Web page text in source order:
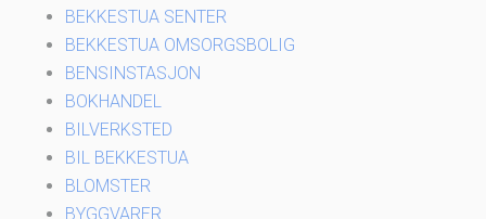
BEKKESTUA SENTER
BEKKESTUA OMSORGSBOLIG
BENSINSTASJON
BOKHANDEL
BILVERKSTED
BIL BEKKESTUA
BLOMSTER
BYGGVARER